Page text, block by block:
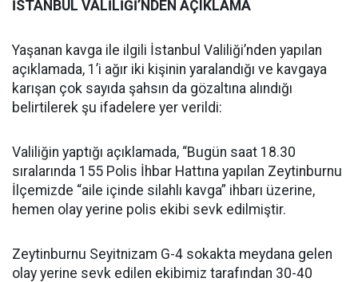
İSTANBUL VALİLİĞİ’NDEN AÇIKLAMA
Yaşanan kavga ile ilgili İstanbul Valiliği’nden yapılan
açıklamada, 1’i ağır iki kişinin yaralandığı ve kavgaya
karışan çok sayıda şahsın da gözaltına alındığı
belirtilerek şu ifadelere yer verildi:
Valiliğin yaptığı açıklamada, “Bugün saat 18.30
sıralarında 155 Polis İhbar Hattına yapılan Zeytinburnu
İlçemizde “aile içinde silahlı kavga” ihbarı üzerine,
hemen olay yerine polis ekibi sevk edilmiştir.
Zeytinburnu Seyitnizam G-4 sokakta meydana gelen
olay yerine sevk edilen ekibimiz tarafından 30-40